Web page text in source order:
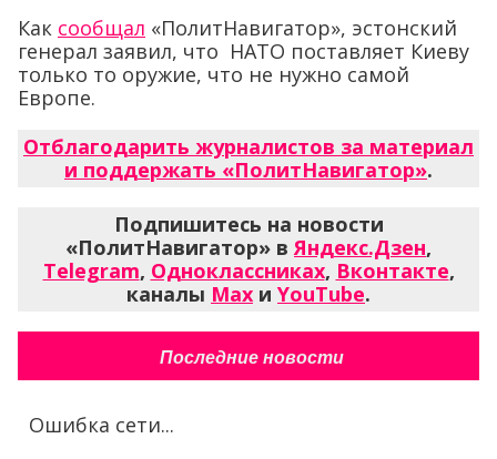
Как сообщал «ПолитНавигатор», эстонский
генерал заявил, что НАТО поставляет Киеву
только то оружие, что не нужно самой
Европе.
Отблагодарить журналистов за материал
и поддержать «ПолитНавигатор».
Подпишитесь на новости
«ПолитНавигатор» вЯндекс.Дзен,
Telegram, Одноклассниках, Вконтакте,
каналы Max и YouTube.
Последние новости
Ошибка сети...